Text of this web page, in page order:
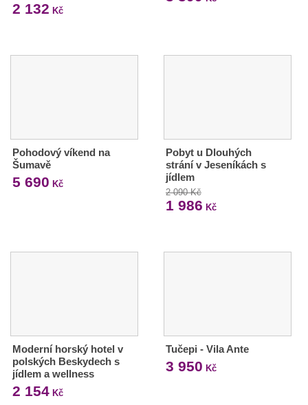
2 132 Kč
Pohodový víkend na
Šumavě
5 690 Kč
Pobyt u Dlouhých
strání v Jeseníkách s
jídlem
2 090 Kč
1 986 Kč
Moderní horský hotel v
polských Beskydech s
jídlem a wellness
2 154 Kč
Tučepi - Vila Ante
3 950 Kč